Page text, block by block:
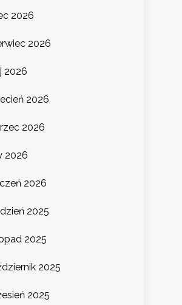
2026
2026
2026
2026
2026
2026
2026
2025
2025
2025
2025